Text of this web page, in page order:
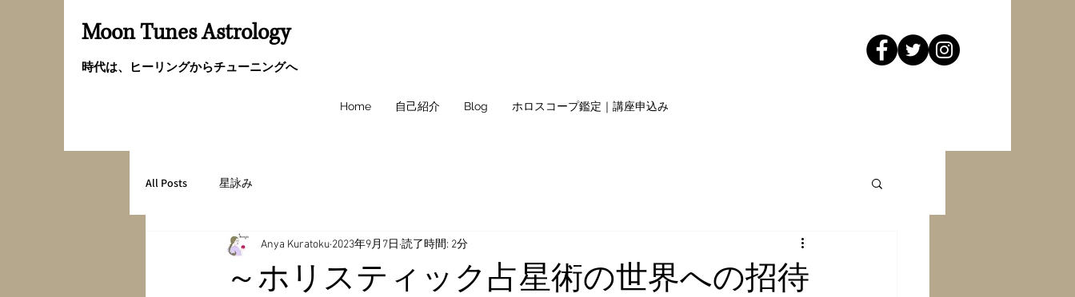
Moon Tunes Astrology
時代は、ヒーリングからチューニングへ
Home 自己紹介 Blog ホロスコープ鑑定｜講座申込み
All Posts 星詠み
～ホリスティック占星術の世界への招待
Anya Kuratoku 2023年9月7日 読了時間: 2分